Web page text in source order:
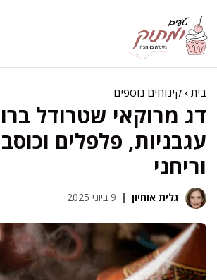
לתוכן
בית› קינוחים נוספים
דג מרוקאי שטרודל
עגבניות, פלפלים
וריחני
גלית אוחיון 9 ביוני 2025